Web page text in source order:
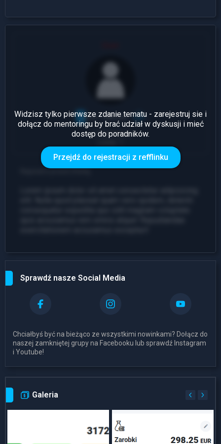
1 Odpowiedź
Widzisz tylko pierwsze zdanie tematu - zarejestruj sie i
dołącz do mentoringu by brać udział w dyskusji i mieć
dostęp do poradników.
Przejdź do rejestracji z refflinku
Sprawdź nasze Social Media
Chciałbyś być na bieżąco ze wszystkimi nowinkami? Dołącz do
naszej zamkniętej grupy na Facebooku lub sprawdź Instagram
i Youtube!
Galeria